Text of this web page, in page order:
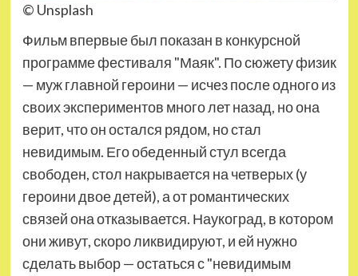
© Unsplash
Фильм впервые был показан в конкурсной
программе фестиваля "Маяк". По сюжету физик
— муж главной героини — исчез после одного из
своих экспериментов много лет назад, но она
верит, что он остался рядом, но стал
невидимым. Его обеденный стул всегда
свободен, стол накрывается на четверых (у
героини двое детей), а от романтических
связей она отказывается. Наукоград, в котором
они живут, скоро ликвидируют, и ей нужно
сделать выбор — остаться с "невидимым